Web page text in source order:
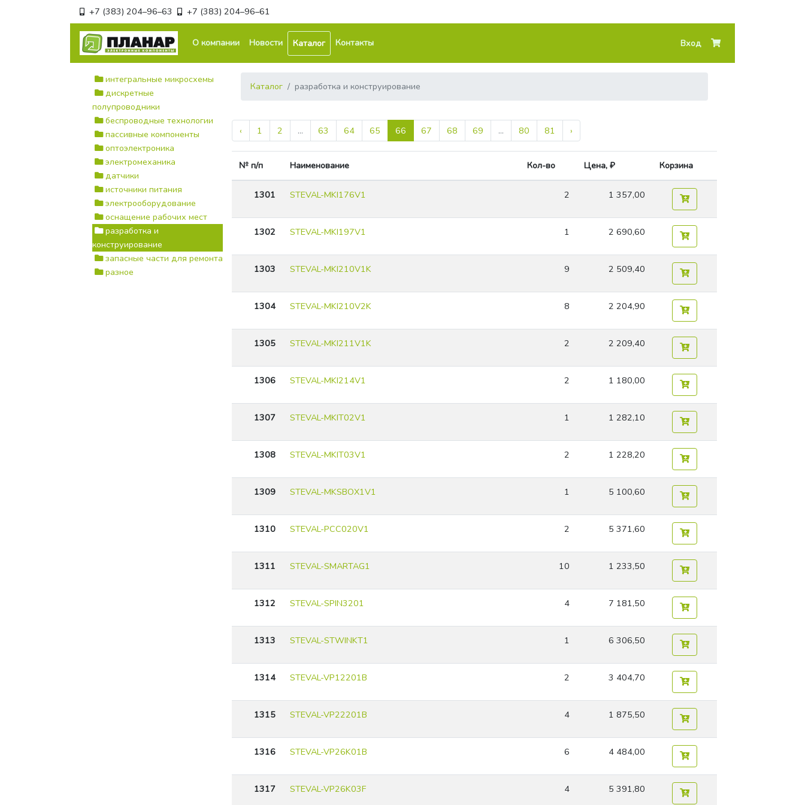
+7 (383) 204–96–63 +7 (383) 204–96–61
О компании Новости Каталог Контакты Вход
интегральные микросхемы
дискретные
полупроводники
беспроводные технологии
пассивные компоненты
оптоэлектроника
электромеханика
датчики
источники питания
электрооборудование
оснащение рабочих мест
разработка и
конструирование
запасные части для ремонта
разное
Каталог разработка и конструирование
‹ 1 2 ... 63 64 65 66 67 68 69 ... 80 81 ›
№ п/п Наименование Кол-во Цена, ₽ Корзина
1301 STEVAL-MKI176V1 2 1 357,00
1302 STEVAL-MKI197V1 1 2 690,60
1303 STEVAL-MKI210V1K 9 2 509,40
1304 STEVAL-MKI210V2K 8 2 204,90
1305 STEVAL-MKI211V1K 2 2 209,40
1306 STEVAL-MKI214V1 2 1 180,00
1307 STEVAL-MKIT02V1 1 1 282,10
1308 STEVAL-MKIT03V1 2 1 228,20
1309 STEVAL-MKSBOX1V1 1 5 100,60
1310 STEVAL-PCC020V1 2 5 371,60
1311 STEVAL-SMARTAG1 10 1 233,50
1312 STEVAL-SPIN3201 4 7 181,50
1313 STEVAL-STWINKT1 1 6 306,50
1314 STEVAL-VP12201B 2 3 404,70
1315 STEVAL-VP22201B 4 1 875,50
1316 STEVAL-VP26K01B 6 4 484,00
1317 STEVAL-VP26K03F 4 5 391,80